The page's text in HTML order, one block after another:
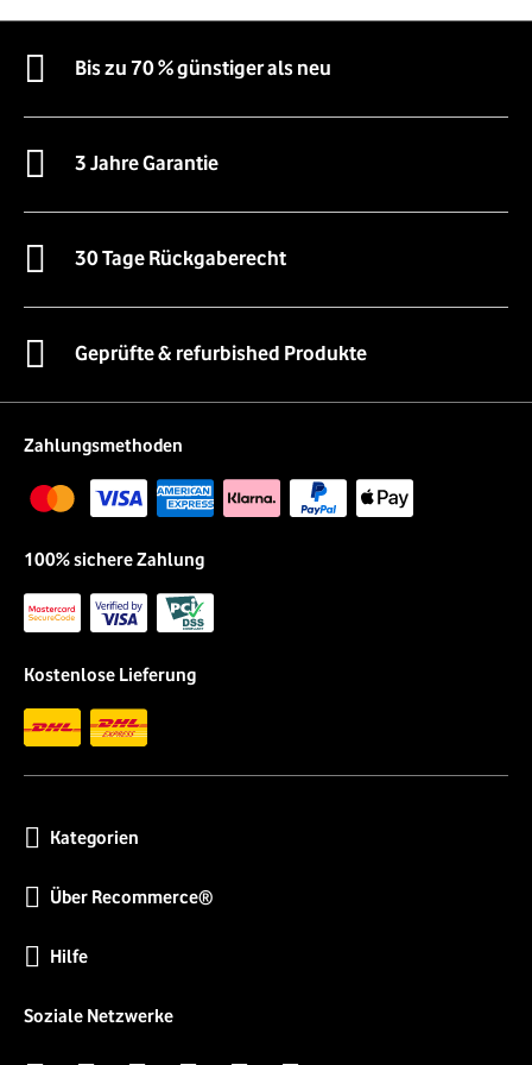
Bis zu 70 % günstiger als neu
3 Jahre Garantie
30 Tage Rückgaberecht
Geprüfte & refurbished Produkte
Zahlungsmethoden
100% sichere Zahlung
Kostenlose Lieferung
Kategorien
Über Recommerce®
Hilfe
Soziale Netzwerke